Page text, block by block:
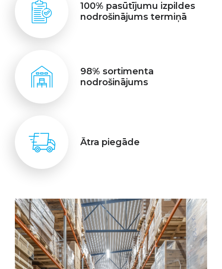
100% pasūtījumu izpildes
nodrošinājums termiņā
98% sortimenta
nodrošinājums
Ātra piegāde